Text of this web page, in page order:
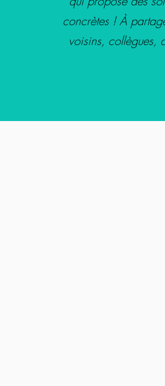
concrètes ! À
voisins, collègues,